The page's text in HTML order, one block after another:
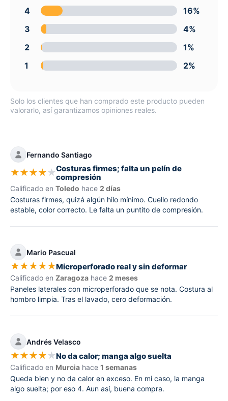
4
16%
3
4%
2
1%
1
2%
Solo los clientes que han comprado este producto pueden
valorarlo, así garantizamos opiniones reales.
Fernando Santiago
★★★★★Costuras firmes; falta un pelín de
compresión
Calificado en Toledo hace 2 días
Costuras firmes, quizá algún hilo mínimo. Cuello redondo
estable, color correcto. Le falta un puntito de compresión.
Mario Pascual
★★★★★Microperforado real y sin deformar
Calificado en Zaragoza hace 2 meses
Paneles laterales con microperforado que se nota. Costura al
hombro limpia. Tras el lavado, cero deformación.
Andrés Velasco
★★★★★No da calor; manga algo suelta
Calificado en Murcia hace 1 semanas
Queda bien y no da calor en exceso. En mi caso, la manga
algo suelta; por eso 4. Aun así, buena compra.